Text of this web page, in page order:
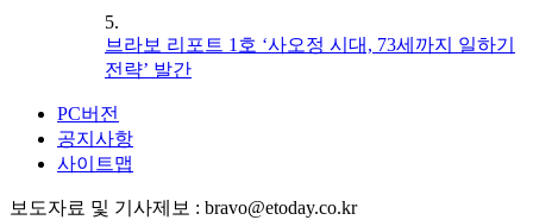
5.
브라보 리포트 1호 ‘사오정 시대, 73세까지 일하기
전략’ 발간
PC버전
공지사항
사이트맵
보도자료 및 기사제보 : bravo@etoday.co.kr